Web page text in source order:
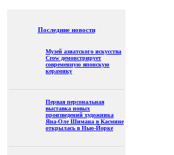
Последние новости
Музей азиатского искусства
Crow демонстрирует
современную японскую
керамику
Первая персональная
выставка новых
произведений художника
Яна-Оле Шимана в Касмине
открылась в Нью-Йорке